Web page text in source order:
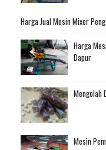
Harga Jual Mesin Mixer
Harga
Dapur
Mengolah
Mesin